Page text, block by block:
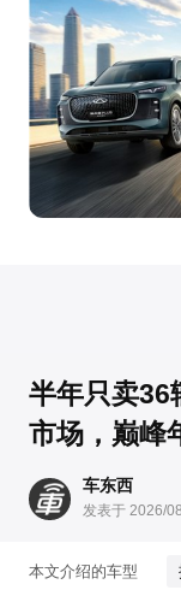
半年只卖36
市场，巅峰
车东西
发表于 2026/
本文介绍的车型